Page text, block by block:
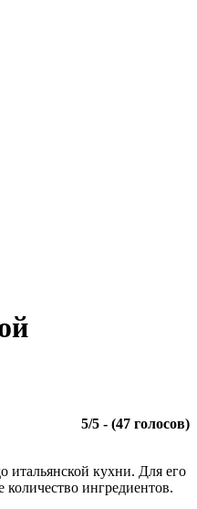
5/5 - (47 голосов)
итальянской кухни. Для его
количество ингредиентов.